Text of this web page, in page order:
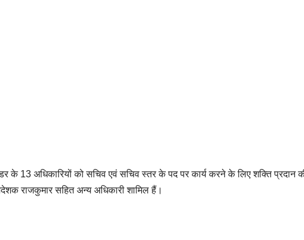
13 अधिकारियों को सचिव एवं सचिव स्तर के पद पर कार्य करने के लिए शक्ति प्रदान
राजकुमार सहित अन्य अधिकारी शामिल हैं।